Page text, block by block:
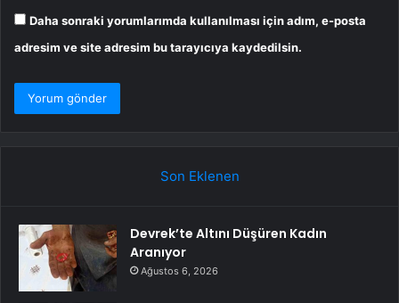
Daha sonraki yorumlarımda kullanılması için adım, e-posta
adresim ve site adresim bu tarayıcıya kaydedilsin.
Son Eklenen
Devrek’te Altını Düşüren Kadın
Aranıyor
Ağustos 6, 2026